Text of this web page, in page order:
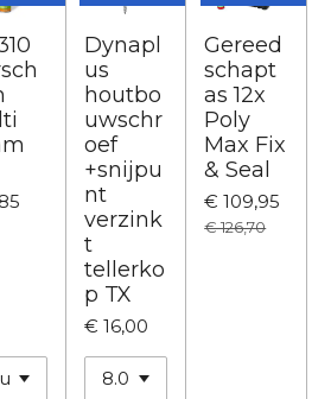
Dynapl
us
houtbo
uwschr
oef
+snijpu
nt
verzink
t
tellerko
p TX
€ 16,00
Gereed
schapt
as 12x
Poly
Max Fix
& Seal
€ 109,95
€ 126,70